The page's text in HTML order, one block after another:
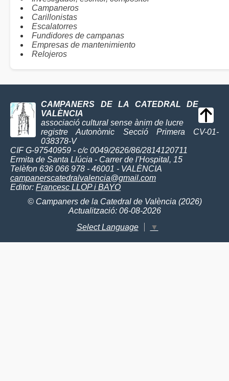
Campaneros
Carillonistas
Escalatorres
Fundidores de campanas
Empresas de mantenimiento
Relojeros
CAMPANERS DE LA CATEDRAL DE
VALÈNCIA
associació cultural sense ànim de lucre
registre Autonòmic Secció Primera CV-01-
038378-V
CIF G-97540959 - c/c 0049/2626/86/2814120711
Ermita de Santa Llúcia - Carrer de l'Hospital, 15
Telèfon 636 066 978 - 46001 - VALÈNCIA
campanerscatedralvalencia@gmail.com
Editor: Francesc LLOP i BAYO
© Campaners de la Catedral de València (2026)
Actualització: 06-08-2026
Select Language
▼